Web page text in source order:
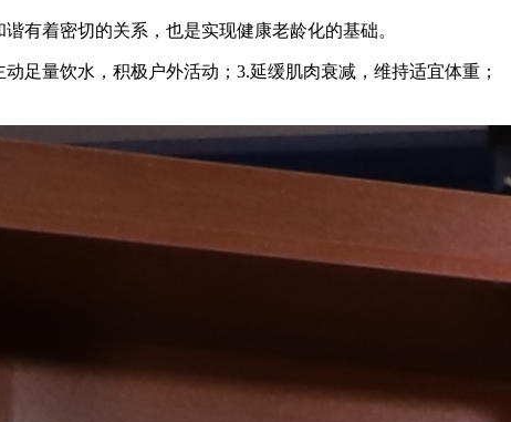
有着密切的关系，也是实现健康老龄化的基础。
足量饮水，积极户外活动；3.延缓肌肉衰减，维持适宜体重；